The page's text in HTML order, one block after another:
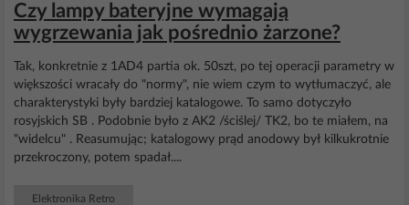
Czy lampy bateryjne wymagają
wygrzewania jak pośrednio żarzone?
Tak, konkretnie z 1AD4 partia ok. 50szt, po tej operacji parametry w
większości wracały do "normy", nie wiem czym to wytłumaczyć, ale
charakterystyki były bardziej katalogowe. To samo dotyczyło
rosyjskich SB . Podobnie było z AK2 /ściślej/ TK2, bo te miałem, na
"widelcu" . Reasumując; katalogowy prąd anodowy był kilkukrotnie
przekroczony, potem spadał....
Elektronika Retro